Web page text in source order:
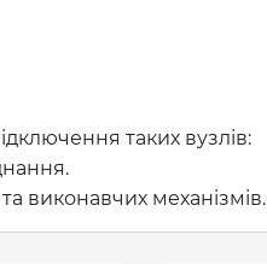
таких вузлів:
виконавчих механізмів.